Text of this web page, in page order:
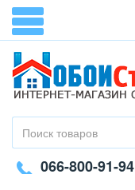
066-800-91-94